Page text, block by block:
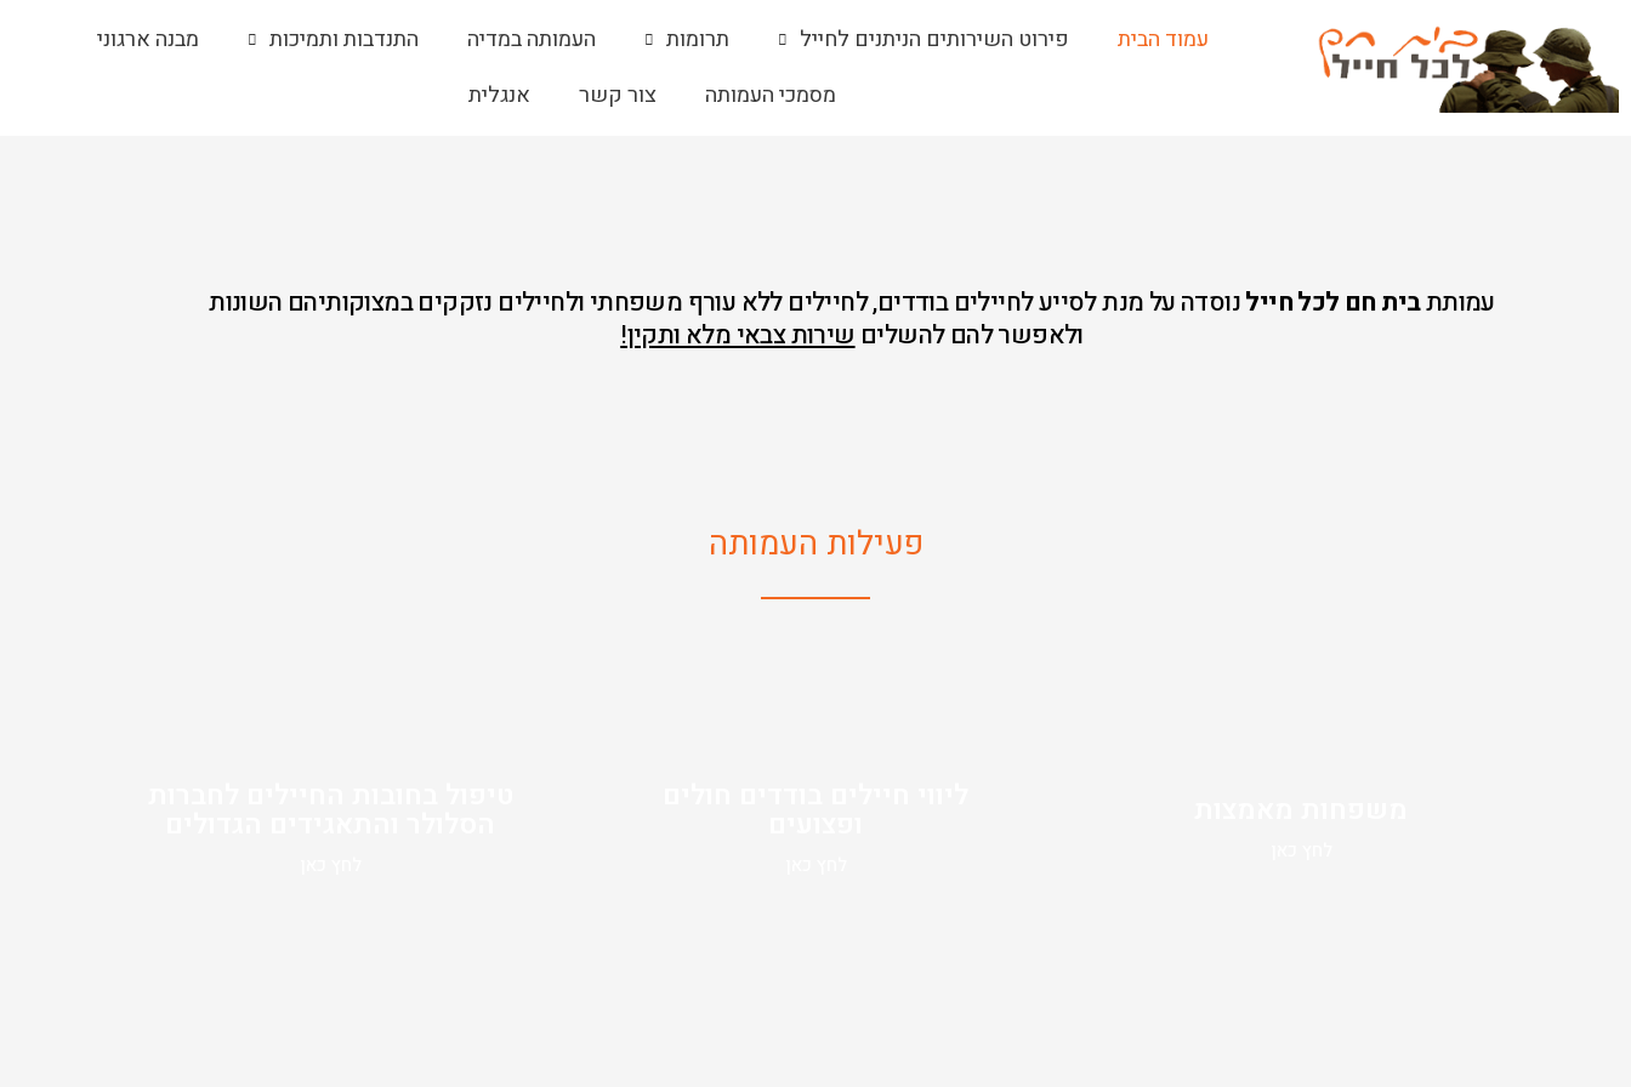
עמוד הבית פירוט השירותים הניתנים לחייל תרומות העמותה במדיה התנדבות ותמיכות
מבנה ארגוני
מסמכי העמותה
צור קשר אנגלית
עמותתבית חם לכל חיילנוסדה על מנת לסייע לחיילים בודדים, לחיילים ללא עורף משפחתי ולחיילים נזקקים במצוקותיהם השונות
ולאפשר להם להשלים שירות צבאי מלא ותקין!
פעילות העמותה